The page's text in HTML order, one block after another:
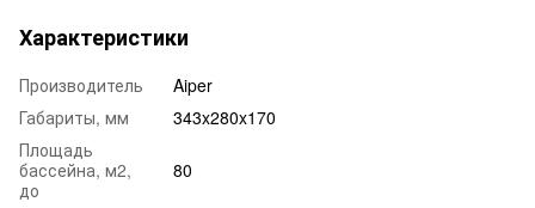
Характеристики
Производитель
Aiper
Габариты, мм
343x280x170
Площадь
бассейна, м2,
до
80